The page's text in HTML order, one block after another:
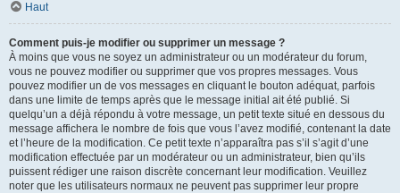
Haut
Comment puis-je modifier ou supprimer un message ?
À moins que vous ne soyez un administrateur ou un modérateur du forum,
vous ne pouvez modifier ou supprimer que vos propres messages. Vous
pouvez modifier un de vos messages en cliquant le bouton adéquat, parfois
dans une limite de temps après que le message initial ait été publié. Si
quelqu’un a déjà répondu à votre message, un petit texte situé en dessous du
message affichera le nombre de fois que vous l’avez modifié, contenant la date
et l’heure de la modification. Ce petit texte n’apparaîtra pas s’il s’agit d’une
modification effectuée par un modérateur ou un administrateur, bien qu’ils
puissent rédiger une raison discrète concernant leur modification. Veuillez
noter que les utilisateurs normaux ne peuvent pas supprimer leur propre